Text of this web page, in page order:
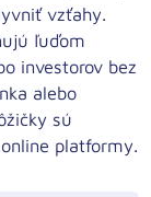
vzťahy.
ľuďom
investorov bez
alebo
sú
platformy.